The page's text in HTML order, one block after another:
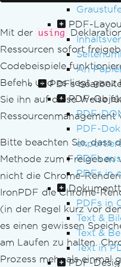
PDF-
An
PDFs
PDF-
PDF-
PDF-
PDFs
PDFs in
PDFs in
Text &
Text &
Text in
PDF-
Mit der using
Ressourcen sofort
Codebeispiele
Befehl, und es liegt ganz
Sie ihn auf diese Weise
Ressourcenmanagement
Bitte beachten Sie, dass
Methode zum Freigeben
nicht die Chrome-
IronPDF die Chrome-
(in der Regel kurz vor
es einen gewissen
am Laufen zu halten.
Prozess mehr als einmal